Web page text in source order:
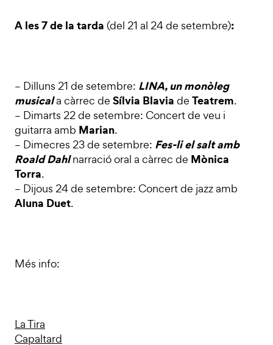
A les 7 de la tarda (del 21 al 24 de setembre):
– Dilluns 21 de setembre: LINA, un monòleg
musicala càrrec de Sílvia Blavia de Teatrem.
– Dimarts 22 de setembre: Concert de veu i
guitarra amb Marian.
– Dimecres 23 de setembre: Fes-li el salt amb
Roald Dahlnarració oral a càrrec de Mònica
Torra.
– Dijous 24 de setembre: Concert de jazz amb
Aluna Duet.
Més info:
La Tira
Capaltard